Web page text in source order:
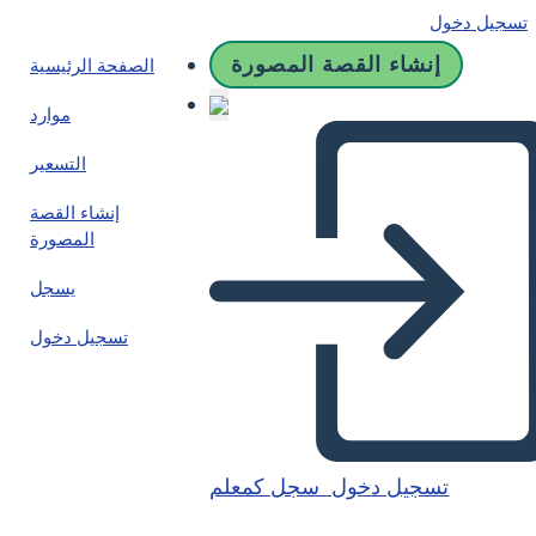
تسجيل دخول
الصفحة الرئيسية
موارد
التسعير
إنشاء القصة
المصورة
يسجل
تسجيل دخول
إنشاء القصة المصورة
تسجيل دخول سجل كمعلم